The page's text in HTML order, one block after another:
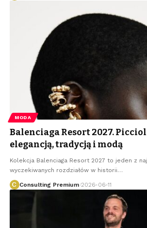
MODA
Balenciaga Resort 2027.
elegancją, tradycją i modą
Kolekcja Balenciaga Resort 2027 to jeden z
wyczekiwanych rozdziałów w historii…
Consulting Premium 2026-06-11